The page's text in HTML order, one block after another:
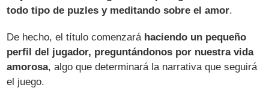
todo tipo de puzles y meditando sobre el amor.
De hecho, el título comenzará haciendo un pequeño
perfil del jugador, preguntándonos por nuestra vida
amorosa, algo que determinará la narrativa que seguirá
el juego.